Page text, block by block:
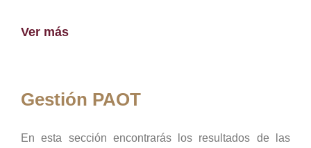
Ver más
Gestión PAOT
En esta sección encontrarás los resultados de las